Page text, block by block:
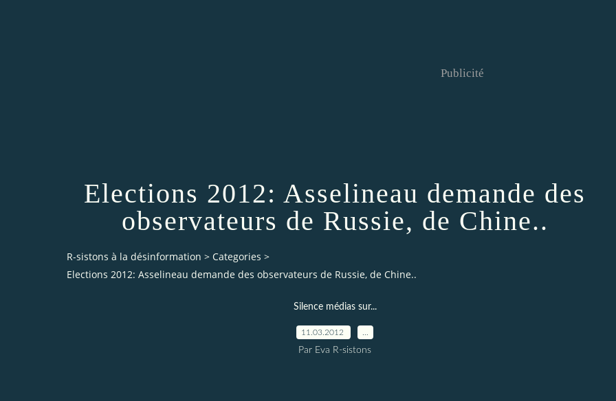
Publicité
Elections 2012: Asselineau demande des
observateurs de Russie, de Chine..
R-sistons à la désinformation > Categories >
Elections 2012: Asselineau demande des observateurs de Russie, de Chine..
Silence médias sur...
11.03.2012
Par Eva R-sistons